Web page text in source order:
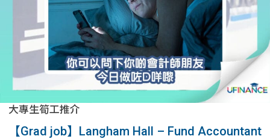
大專生筍工推介
【Grad job】Langham Hall – Fund Accountant